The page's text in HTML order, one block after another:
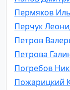
Пермяков
Перчук
Петров
Петрова
Погребов
Пожарицкий